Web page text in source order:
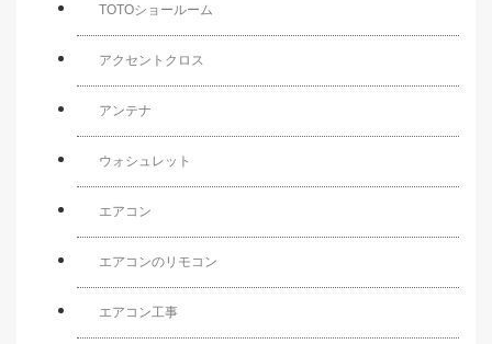
TOTOショールーム
アクセントクロス
アンテナ
ウォシュレット
エアコン
エアコンのリモコン
エアコン工事